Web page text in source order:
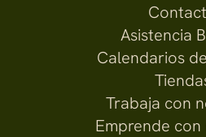
Asistencia
Calendarios
Trabaja con
Emprende